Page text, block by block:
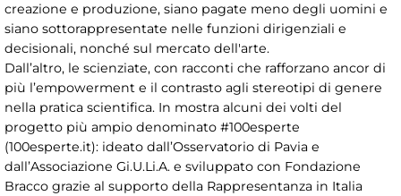
creazione e produzione, siano pagate meno degli uomini e
siano sottorappresentate nelle funzioni dirigenziali e
decisionali, nonché sul mercato dell'arte.
Dall’altro, le scienziate, con racconti che rafforzano ancor di
più l’empowerment e il contrasto agli stereotipi di genere
nella pratica scientifica. In mostra alcuni dei volti del
progetto più ampio denominato #100esperte
(100esperte.it): ideato dall’Osservatorio di Pavia e
dall’Associazione Gi.U.Li.A. e sviluppato con Fondazione
Bracco grazie al supporto della Rappresentanza in Italia